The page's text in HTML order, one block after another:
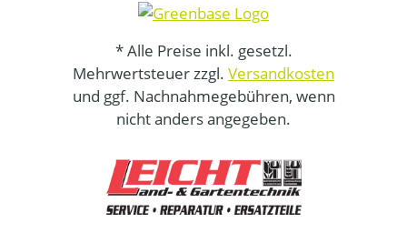
* Alle Preise inkl. gesetzl.
Mehrwertsteuer zzgl. Versandkosten
und ggf. Nachnahmegebühren, wenn
nicht anders angegeben.